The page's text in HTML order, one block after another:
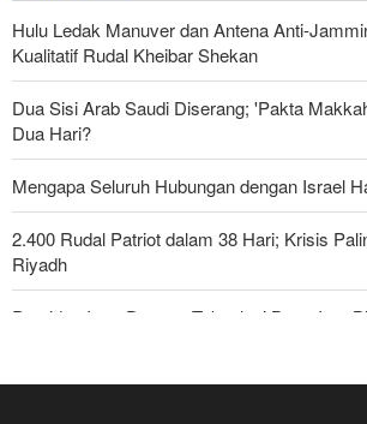
Hulu Ledak Manuver dan Antena Anti-
Kualitatif Rudal Kheibar Shekan
Dua Sisi Arab Saudi Diserang; 'Pakta
Dua Hari?
Mengapa Seluruh Hubungan dengan Israel
2.400 Rudal Patriot dalam 38 Hari; Krisis
Riyadh
Presiden Iran: Dengan Teknologi Baru, Iran